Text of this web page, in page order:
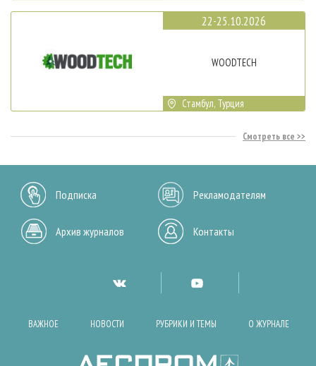
22-25.10.2026
WOODTECH
Стамбул, Турция
Смотреть все
Подписка Рекламодателям
Архив журналов Контакты
ВАЖНОЕ НОВОСТИ РУБРИКИ И ТЕМЫ О ЖУРНАЛЕ